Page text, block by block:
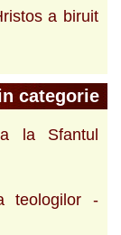
a biruit
categorie
la Sfantul
teologilor -